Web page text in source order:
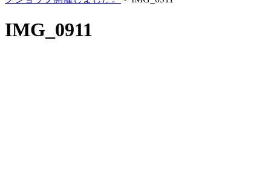
IMG_0911